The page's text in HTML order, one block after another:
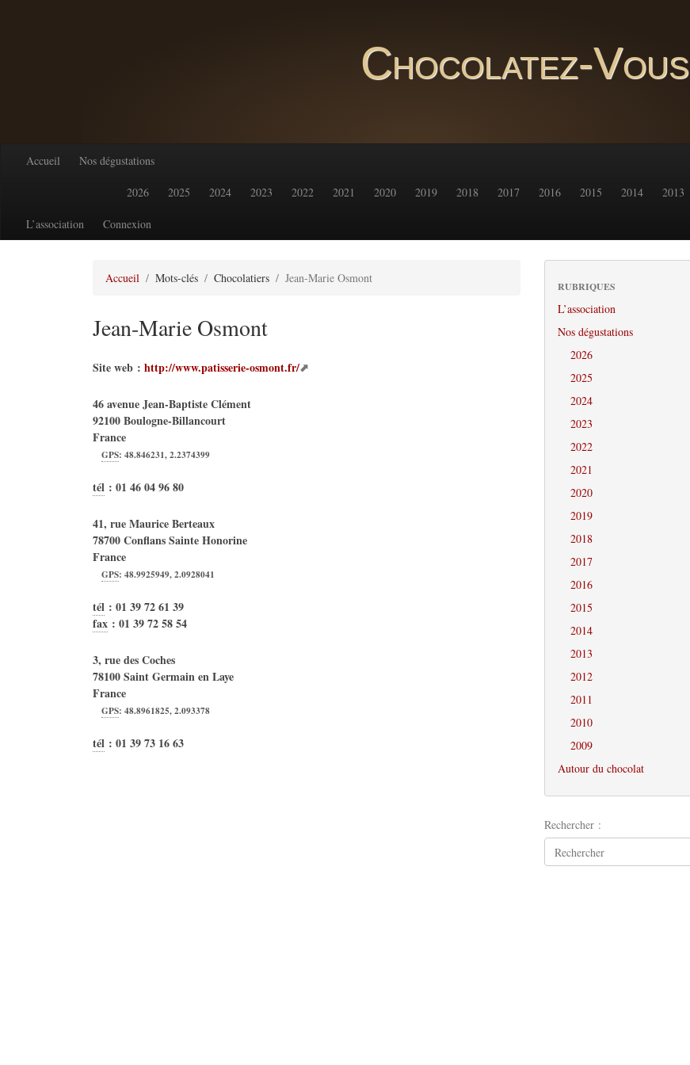
Chocolatez-Vous
Accueil Nos dégustations
2026 2025 2024 2023 2022 2021 2020 2019 2018 2017 2016 2015 2014 2013
L’association Connexion
Accueil Mots-clés Chocolatiers Jean-Marie Osmont
Jean-Marie Osmont
Site web : http://www.patisserie-osmont.fr/
46 avenue Jean-Baptiste Clément
92100Boulogne-Billancourt
France
GPS:48.846231,2.2374399
tél : 01 46 04 96 80
41, rue Maurice Berteaux
78700Conflans Sainte Honorine
France
GPS:48.9925949,2.0928041
tél : 01 39 72 61 39
fax : 01 39 72 58 54
3, rue des Coches
78100Saint Germain en Laye
France
GPS:48.8961825,2.093378
tél : 01 39 73 16 63
RUBRIQUES
L’association
Nos dégustations
2026
2025
2024
2023
2022
2021
2020
2019
2018
2017
2016
2015
2014
2013
2012
2011
2010
2009
Autour du chocolat
Rechercher :